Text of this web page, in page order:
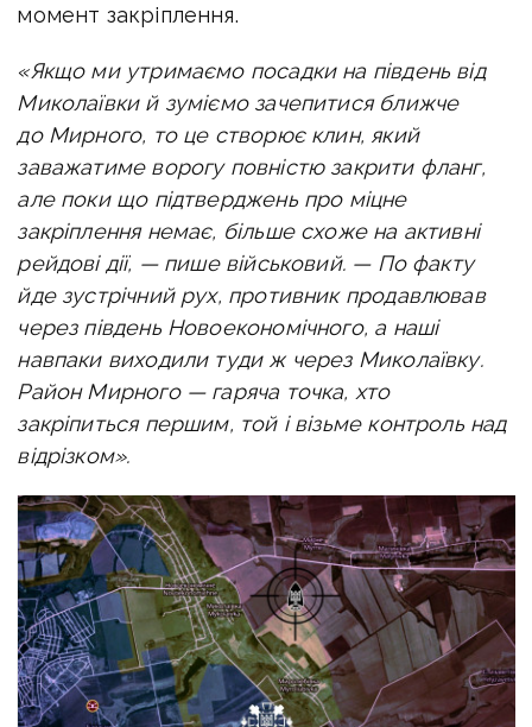
момент закріплення.
«Якщо ми утримаємо посадки на південь від
Миколаївки й зуміємо зачепитися ближче
до Мирного, то це створює клин, який
заважатиме ворогу повністю закрити фланг,
але поки що підтверджень про міцне
закріплення немає, більше схоже на активні
рейдові дії, — пише військовий. — По факту
йде зустрічний рух, противник продавлював
через південь Новоекономічного, а наші
навпаки виходили туди ж через Миколаївку.
Район Мирного — гаряча точка, хто
закріпиться першим, той і візьме контроль над
відрізком».